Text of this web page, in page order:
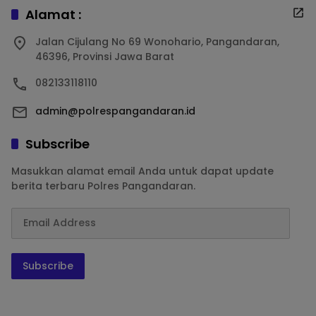
Alamat :
Jalan Cijulang No 69 Wonohario, Pangandaran,
46396, Provinsi Jawa Barat
082133118110
admin@polrespangandaran.id
Subscribe
Masukkan alamat email Anda untuk dapat update
berita terbaru Polres Pangandaran.
Subscribe